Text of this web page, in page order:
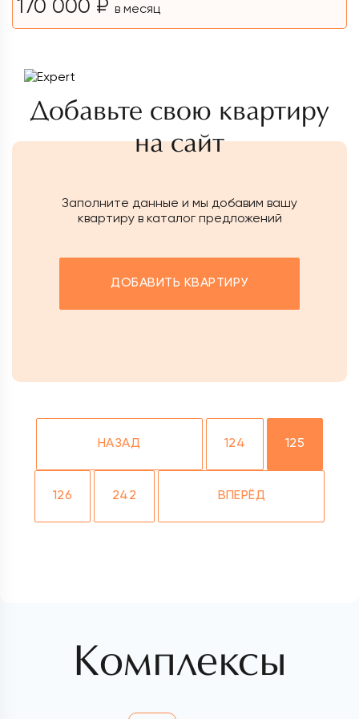
170 000 ₽ в месяц
Добавьте свою квартиру
на сайт
Заполните данные и мы добавим вашу
квартиру в каталог предложений
ДОБАВИТЬ КВАРТИРУ
НАЗАД 124 125
126 242 ВПЕРЁД
Комплексы